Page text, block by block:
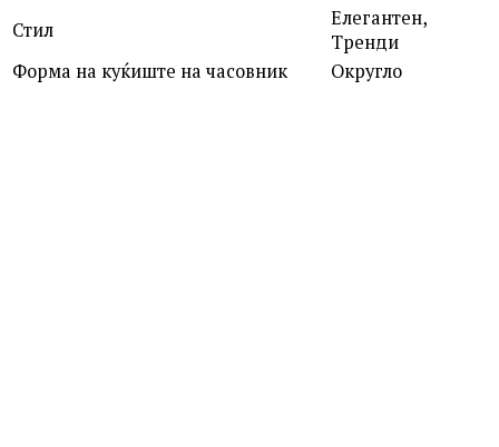
Стил
Елегантен,
Тренди
Форма на куќиште на часовник
Округло